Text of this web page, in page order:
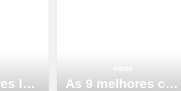
Os 9 melhores locais para visitar em Peniche As 9 melhores coisas para fazer e visitar em BraganÃ§a